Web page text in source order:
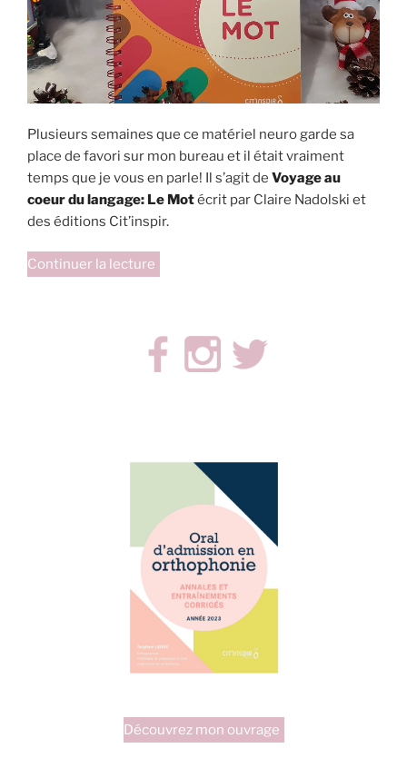
Plusieurs semaines que ce matériel neuro garde sa
place de favori sur mon bureau et il était vraiment
temps que je vous en parle! Il s’agit de Voyage au
coeur du langage: Le Motécrit par Claire Nadolski et
des éditions Cit’inspir.
Continuer la lecture
du
langage:
Découvrez mon ouvrage